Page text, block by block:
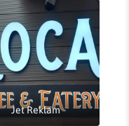
Jet Reklam